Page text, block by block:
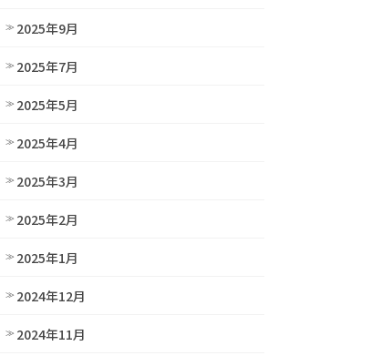
2025年9月
2025年7月
2025年5月
2025年4月
2025年3月
2025年2月
2025年1月
2024年12月
2024年11月